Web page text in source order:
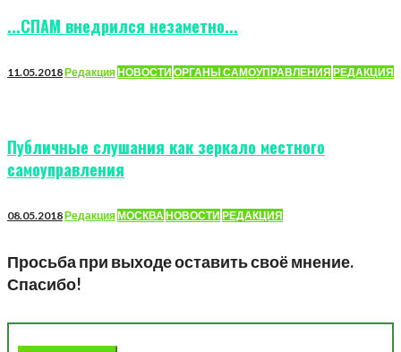
...СПАМ внедрился незаметно...
11.05.2018РедакцияНОВОСТИ ОРГАНЫ САМОУПРАВЛЕНИЯ РЕДАКЦИЯ
Публичные слушания как зеркало местного
самоуправления
08.05.2018РедакцияМОСКВА НОВОСТИ РЕДАКЦИЯ
Просьба при выходе оставить своё мнение.
Спасибо!